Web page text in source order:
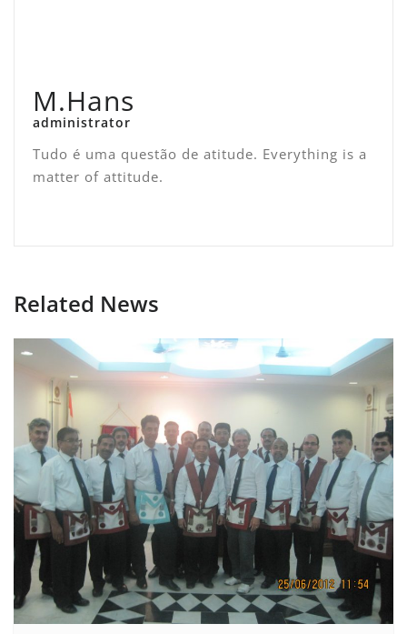
M.Hans
administrator
Tudo é uma questão de atitude. Everything is a
matter of attitude.
Related News